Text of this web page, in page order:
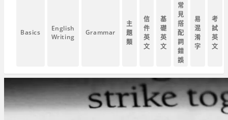
Basics
English
Writing
Grammar
主
題
類
信
件
英
文
基
礎
英
文
常
見
搭
配
詞
錯
誤
易
混
淆
字
考
試
英
文